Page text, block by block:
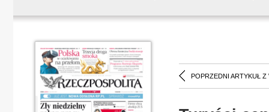
POPRZEDNI ARTYKUŁ Z